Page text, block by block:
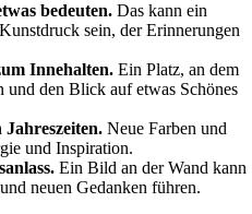
bedeuten. Das kann ein
sein, der Erinnerungen
Innehalten. Ein Platz, an dem
und den Blick auf etwas Schönes
Jahreszeiten. Neue Farben und
und Inspiration.
Ein Bild an der Wand kann
neuen Gedanken führen.